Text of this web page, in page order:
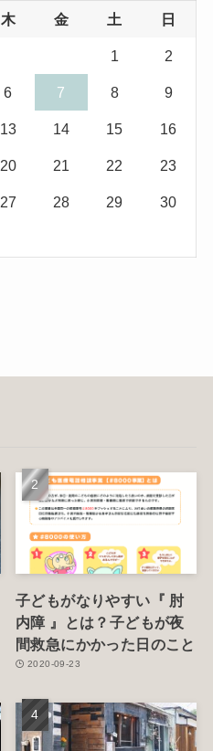
木 金 土 日
1 2
6 7 8 9
13 14 15 16
20 21 22 23
27 28 29 30
子どもがなりやすい『 肘
内障 』とは？子どもが夜
間救急にかかった日のこと
2020-09-23